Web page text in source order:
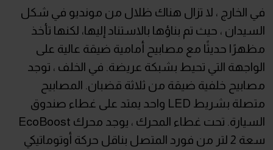
في الخارج ، لا تزال هناك ظلال من مونديو في شكل
السيدان ، حيث تم بناؤها بالاستناد إليها، لكنها تأخذ
مظهرًا حديثًا مع مصابيح أمامية ضيقة عالية على
الواجهة التي تحيط بشبكة عريضة. في الخلف ، توجد
مصابيح خلفية ضيقة من ثلاثة قضبان. المصابيح
متصلة بشريط LED واحد يمتد على غطاء صندوق
السيارة. تحت غطاء المحرك ، يوجد محرك EcoBoost
سعة 2 لتر من فورد المتصل بناقل حركة أوتوماتيكي